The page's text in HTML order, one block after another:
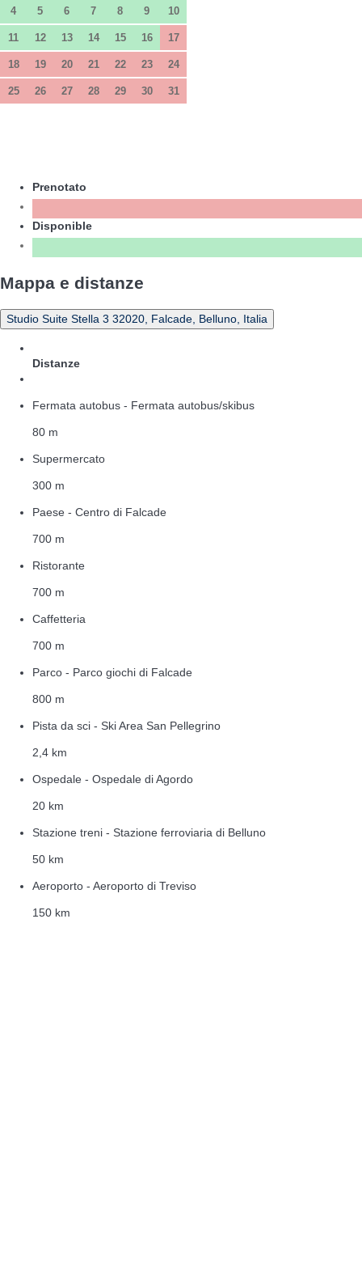
4 5 6 7 8 9 10
11 12 13 14 15 16 17
18 19 20 21 22 23 24
25 26 27 28 29 30 31
Prenotato
Disponible
Mappa e distanze
Studio Suite Stella 3 32020, Falcade, Belluno, Italia
Distanze
Fermata autobus - Fermata autobus/skibus
80 m
Supermercato
300 m
Paese - Centro di Falcade
700 m
Ristorante
700 m
Caffetteria
700 m
Parco - Parco giochi di Falcade
800 m
Pista da sci - Ski Area San Pellegrino
2,4 km
Ospedale - Ospedale di Agordo
20 km
Stazione treni - Stazione ferroviaria di Belluno
50 km
Aeroporto - Aeroporto di Treviso
150 km